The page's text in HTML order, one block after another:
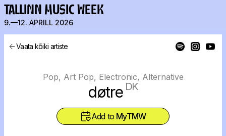
TALLINN MUSIC WEEK
9.—12. APRILL 2026
Vaata kõiki artiste
Pop, Art Pop, Electronic, Alternative
døtre DK
Add to MyTMW